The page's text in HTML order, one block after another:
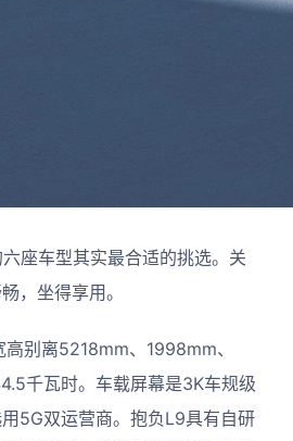
座车型其实最合适的挑选。关
，坐得享用。
别离5218mm、1998mm、
千瓦时。车载屏幕是3K车规级
5G双运营商。抱负L9具有自研